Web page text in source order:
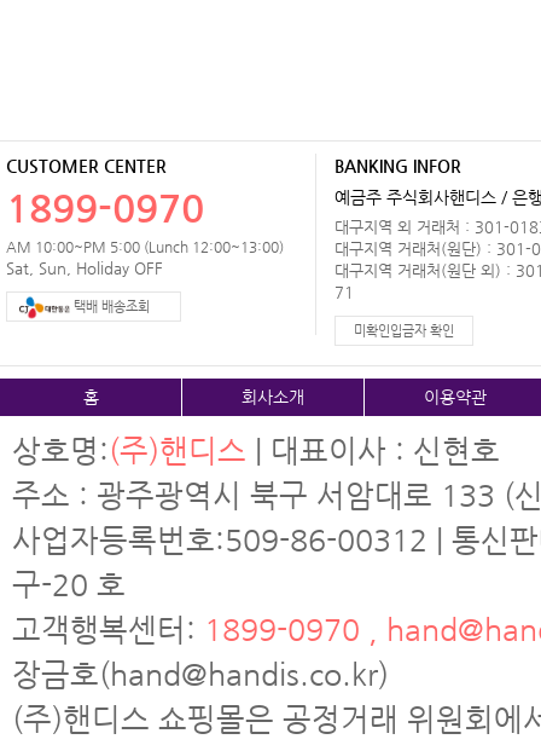
CUSTOMER CENTER
1899-0970
AM 10:00~PM 5:00 (Lunch 12:00~13:00)
Sat, Sun, Holiday OFF
택배 배송조회
BANKING INFOR
예금주 주식회사핸디스 / 은
대구지역 외 거래처 : 301-
대구지역 거래처(원단) :
대구지역 거래처(원단 외) :
71
미확인입금자 확인
홈 회사소개 이용약관
상호명:(주)핸디스 | 대표이사 : 신현호
주소 : 광주광역시 북구 서암대로 133 (
사업자등록번호:509-86-00312 | 통신
구-20 호
고객행복센터: 1899-0970 ,
장금호(hand@handis.co.kr)
(주)핸디스 쇼핑몰은 공정거래 위원회